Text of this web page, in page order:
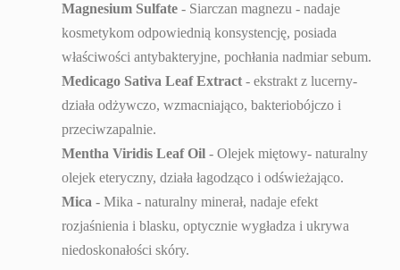
Magnesium Sulfate - Siarczan magnezu - nadaje
kosmetykom odpowiednią konsystencję, posiada
właściwości antybakteryjne, pochłania nadmiar sebum.
Medicago Sativa Leaf Extract - ekstrakt z lucerny-
działa odżywczo, wzmacniająco, bakteriobójczo i
przeciwzapalnie.
Mentha Viridis Leaf Oil - Olejek miętowy- naturalny
olejek eteryczny, działa łagodząco i odświeżająco.
Mica - Mika - naturalny minerał, nadaje efekt
rozjaśnienia i blasku, optycznie wygładza i ukrywa
niedoskonałości skóry.